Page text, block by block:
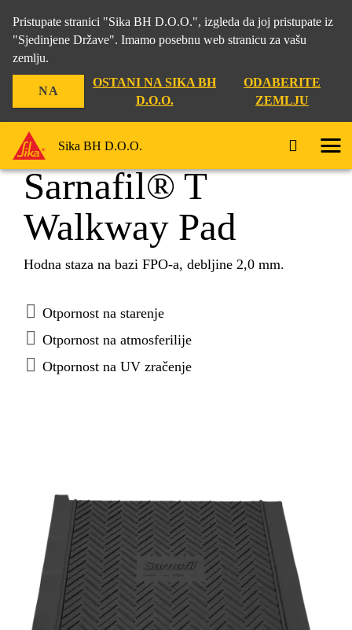
Pristupate stranici "Sika BH D.O.O.", izgleda da joj pristupate iz
"Sjedinjene Države". Imamo posebnu web stranicu za vašu
zemlju.
NA
OSTANI NA SIKA BH
D.O.O.
ODABERITE
ZEMLJU
Sika BH D.O.O.
... Sarnafil® T Walkway Pad
Sarnafil® T
Walkway Pad
Hodna staza na bazi FPO-a, debljine 2,0 mm.
Otpornost na starenje
Otpornost na atmosferilije
Otpornost na UV zračenje